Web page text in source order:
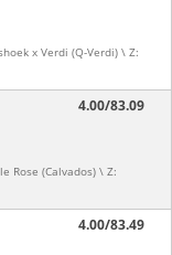
x Verdi (Q-Verdi) \ Z:
Rose (Calvados) \ Z:
4.00/83.09
4.00/83.49